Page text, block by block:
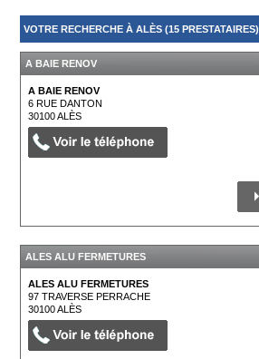
VOTRE RECHERCHE À ALÈS (15 PRESTATAIRES)
A BAIE RENOV
A BAIE RENOV
6 RUE DANTON
30100ALÈS
ALES ALU FERMETURES
ALES ALU FERMETURES
97 TRAVERSE PERRACHE
30100ALÈS